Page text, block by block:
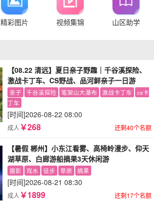
精彩图片 视频集锦 山区助学
【08.22 清远】夏日亲子野趣｜千谷溪探险、
激战卡丁车、CS野战、品河鲜亲子一日游
亲子 千谷溪探险 笔架山大瀑布 激战卡丁车
cs卡
丁车
[时间]2026-08-22 08:00
成人 ￥268 还剩40个名额
【暑假 郴州】小东江看雾、高椅岭漫步、仰天
湖草原、白廊游船摘果3天休闲游
摄影 戏水 徒步 草原 摘果
[时间]2026-08-21 08:30
成人 ￥1899 还剩17个名额